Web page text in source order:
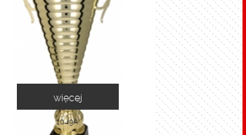
1049A
więcej